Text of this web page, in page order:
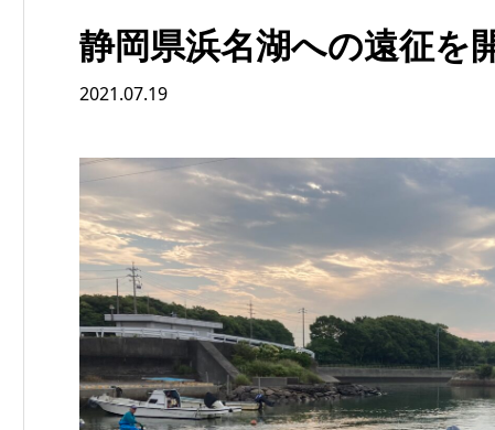
静岡県浜名湖への遠征を
2021.07.19